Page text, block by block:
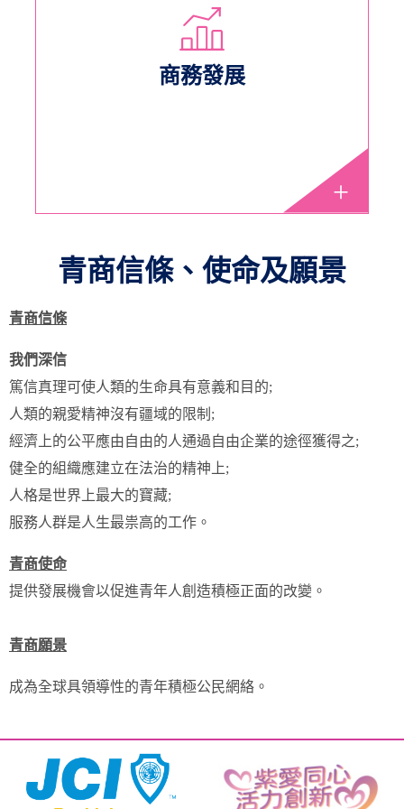
商務發展
青商信條、使命及願景
青商信條
我們深信
篤信真理可使人類的生命具有意義和目的;
人類的親愛精神沒有疆域的限制;
經濟上的公平應由自由的人通過自由企業的途徑獲得之;
健全的組織應建立在法治的精神上;
人格是世界上最大的寶藏;
服務人群是人生最祟高的工作。
青商使命
提供發展機會以促進青年人創造積極正面的改變。
青商願景
成為全球具領導性的青年積極公民網絡。